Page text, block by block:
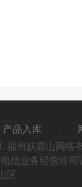
产品入库
州妖霸山网络
信业务经营许
区